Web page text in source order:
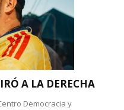
A LA DERECHA
Democracia y